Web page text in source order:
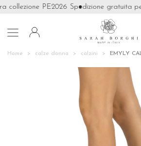
PE2026 Spedizione gratuita

Home calze donna calzini EMYLY